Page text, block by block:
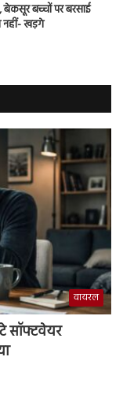
बच्चों पर बरसाई
नहीं- खड़गे
वायरल
सॉफ्टवेयर